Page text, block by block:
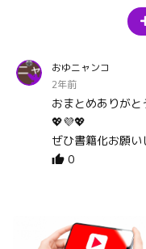
おゆニャンコ
2年前
おまとめありが
💖💜💖
ぜひ書籍化お願い
0